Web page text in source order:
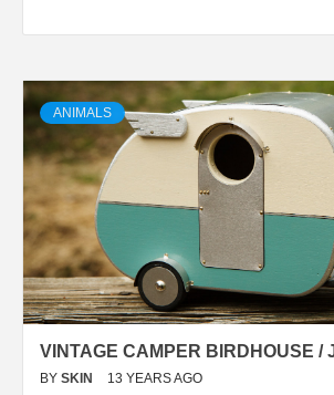
ANIMALS
VINTAGE CAMPER BIRDHOUSE /
BY SKIN 13 YEARS AGO